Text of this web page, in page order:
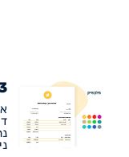
3 כלים להפקת